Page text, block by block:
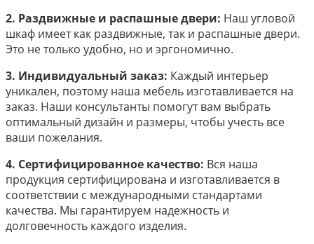
2. Раздвижные и распашные двери: Наш угловой
шкаф имеет как раздвижные, так и распашные двери.
Это не только удобно, но и эргономично.
3. Индивидуальный заказ: Каждый интерьер
уникален, поэтому наша мебель изготавливается на
заказ. Наши консультанты помогут вам выбрать
оптимальный дизайн и размеры, чтобы учесть все
ваши пожелания.
4. Сертифицированное качество: Вся наша
продукция сертифицирована и изготавливается в
соответствии с международными стандартами
качества. Мы гарантируем надежность и
долговечность каждого изделия.